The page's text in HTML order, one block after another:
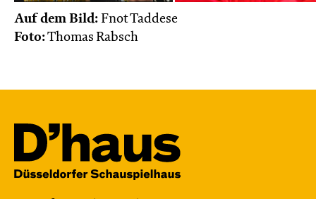
Auf dem Bild: Fnot Taddese
Foto:Thomas Rabsch